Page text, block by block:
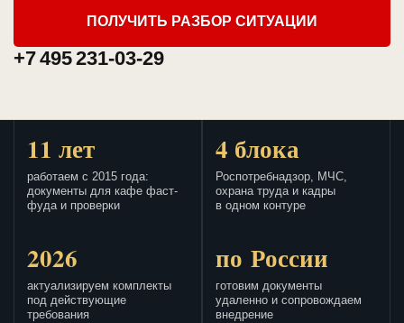
ПОЛУЧИТЬ РАЗБОР СИТУАЦИИ
+7 495 231-03-29
11 лет
работаем с 2015 года:
документы для кафе фаст-
фуда и проверки
4 блока
Роспотребнадзор, МЧС,
охрана труда и кадры
в одном контуре
2026
актуализируем комплекты
под действующие
требования
по России
готовим документы
удаленно и сопровождаем
внедрение